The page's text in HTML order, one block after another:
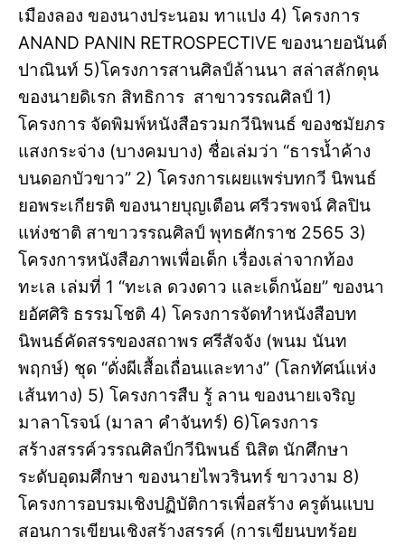
เมืองลอง ของนางประนอม ทาแปง 4) โครงการ
ANAND PANIN RETROSPECTIVE ของนายอนันต์
ปาณินท์ 5)โครงการสานศิลป์ล้านนา สล่าสลักดุน
ของนายดิเรก สิทธิการ สาขาวรรณศิลป์ 1)
โครงการ จัดพิมพ์หนังสือรวมกวีนิพนธ์ ของชมัยภร
แสงกระจ่าง (บางคมบาง) ชื่อเล่มว่า “ธารน้ำค้าง
บนดอกบัวขาว” 2) โครงการเผยแพร่บทกวี นิพนธ์
ยอพระเกียรติ ของนายบุญเตือน ศรีวรพจน์ ศิลปิน
แห่งชาติ สาขาวรรณศิลป์ พุทธศักราช 2565 3)
โครงการหนังสือภาพเพื่อเด็ก เรื่องเล่าจากท้อง
ทะเล เล่มที่ 1 “ทะเล ดวงดาว และเด็กน้อย” ของนา
ยอัศศิริ ธรรมโชติ 4) โครงการจัดทำหนังสือบท
นิพนธ์คัดสรรของสถาพร ศรีสัจจัง (พนม นันท
พฤกษ์) ชุด “ดั่งผีเสื้อเถื่อนและทาง” (โลกทัศน์แห่ง
เส้นทาง) 5) โครงการสืบ รู้ ลาน ของนายเจริญ
มาลาโรจน์ (มาลา คำจันทร์) 6)โครงการ
สร้างสรรค์วรรณศิลป์กวีนิพนธ์ นิสิต นักศึกษา
ระดับอุดมศึกษา ของนายไพวรินทร์ ขาวงาม 8)
โครงการอบรมเชิงปฏิบัติการเพื่อสร้าง ครูต้นแบบ
สอนการเขียนเชิงสร้างสรรค์ (การเขียนบทร้อย